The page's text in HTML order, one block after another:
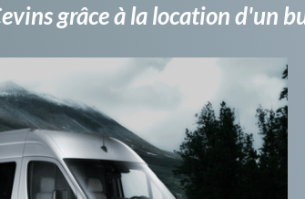
grâce à la location d'un